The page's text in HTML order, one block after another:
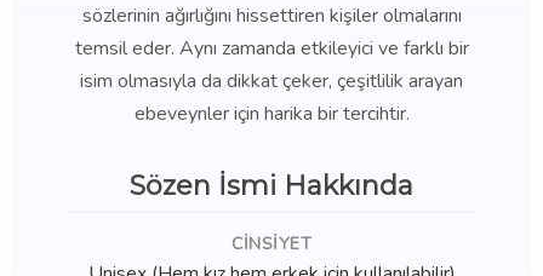
sözlerinin ağırlığını hissettiren kişiler olmalarını
temsil eder. Aynı zamanda etkileyici ve farklı bir
isim olmasıyla da dikkat çeker, çeşitlilik arayan
ebeveynler için harika bir tercihtir.
Sözen İsmi Hakkında
CINSIYET